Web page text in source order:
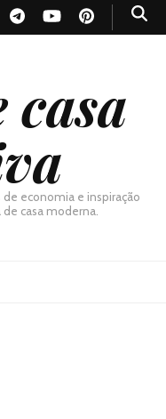
casa
de economia e inspiração
casa moderna.